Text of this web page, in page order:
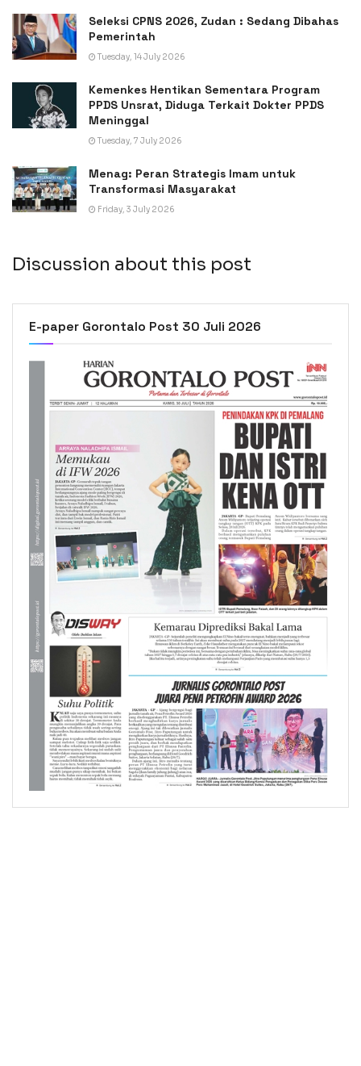
Seleksi CPNS 2026, Zudan : Sedang Dibahas
Pemerintah
Tuesday, 14 July 2026
Kemenkes Hentikan Sementara Program
PPDS Unsrat, Diduga Terkait Dokter PPDS
Meninggal
Tuesday, 7 July 2026
Menag: Peran Strategis Imam untuk
Transformasi Masyarakat
Friday, 3 July 2026
Discussion about this post
E-paper Gorontalo Post 30 Juli 2026